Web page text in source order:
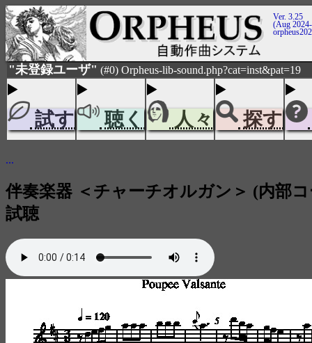
Ver. 3.25
(Aug
"未登録ユーザ" (#0) Orpheus-lib-sound.php?cat=inst&pat=19
試す 聴く 人々 探す
...
伴奏楽器 ＜チャーチオルガン＞ (内部
試聴